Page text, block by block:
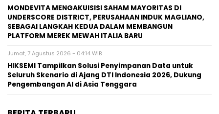
MONDEVITA MENGAKUISISI SAHAM MAYORITAS DI
UNDERSCORE DISTRICT, PERUSAHAAN INDUK MAGLIANO,
SEBAGAI LANGKAH KEDUA DALAM MEMBANGUN
PLATFORM MEREK MEWAH ITALIA BARU
Jumat, 7 Agustus 2026 - 04:14 WIB
HIKSEMI Tampilkan Solusi Penyimpanan Data untuk
Seluruh Skenario di Ajang DTI Indonesia 2026, Dukung
Pengembangan AI di Asia Tenggara